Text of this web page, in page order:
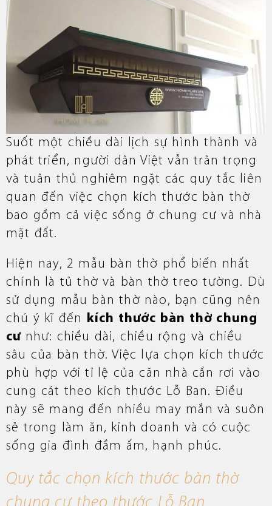
Suốt một chiều dài lịch sự hình thành và
phát triển, người dân Việt vẫn trân trọng
và tuân thủ nghiêm ngặt các quy tắc liên
quan đến việc chọn kích thước bàn thờ
bao gồm cả việc sống ở chung cư và nhà
mặt đất.
Hiện nay, 2 mẫu bàn thờ phổ biến nhất
chính là tủ thờ và bàn thờ treo tường. Dù
sử dụng mẫu bàn thờ nào, bạn cũng nên
chú ý kĩ đến kích thước bàn thờ chung
cưnhư: chiều dài, chiều rộng và chiều
sâu của bàn thờ. Việc lựa chọn kích thước
phù hợp với tỉ lệ của căn nhà cần rơi vào
cung cát theo kích thước Lỗ Ban. Điều
này sẽ mang đến nhiều may mắn và suôn
sẻ trong làm ăn, kinh doanh và có cuộc
sống gia đình đầm ấm, hạnh phúc.
Quy tắc chọn kích thước bàn thờ